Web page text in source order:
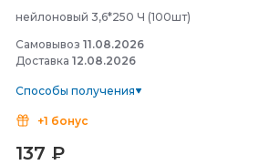
нейлоновый 3,6*250 Ч (100шт)
Самовывоз 11.08.2026
Доставка 12.08.2026
Способы получения
+1 бонус
137 ₽